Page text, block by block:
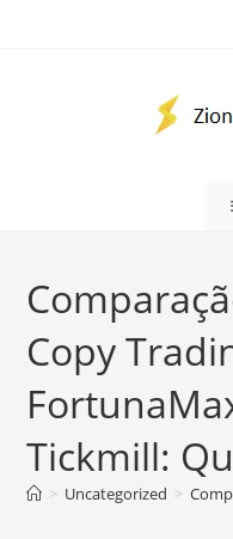
Copy
Tickmill:
> Uncategorized >